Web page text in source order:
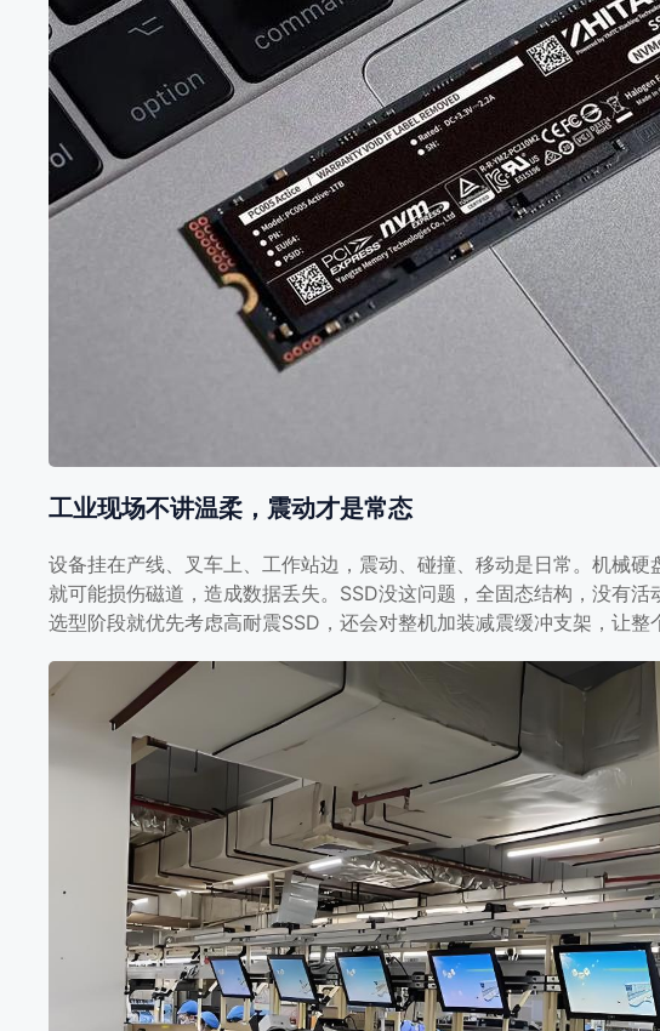
SSD不只是快，更是工业触摸一体
得稳”的关键
有人可能会问，一块机械硬盘容量大、价格低，为什么现在几乎所有工
用SSD了？在办公电脑里还能二选一，到工业现场，选择的空间就没那
只 […]
工业现场不讲温柔，震动才是常态
设备挂在产线、叉车上、工作站边，震动、碰撞、移动是日常。机械
就可能损伤磁道，造成数据丢失。SSD没这问题，全固态结构，没有
选型阶段就优先考虑高耐震SSD，还会对整机加装减震缓冲支架，让整